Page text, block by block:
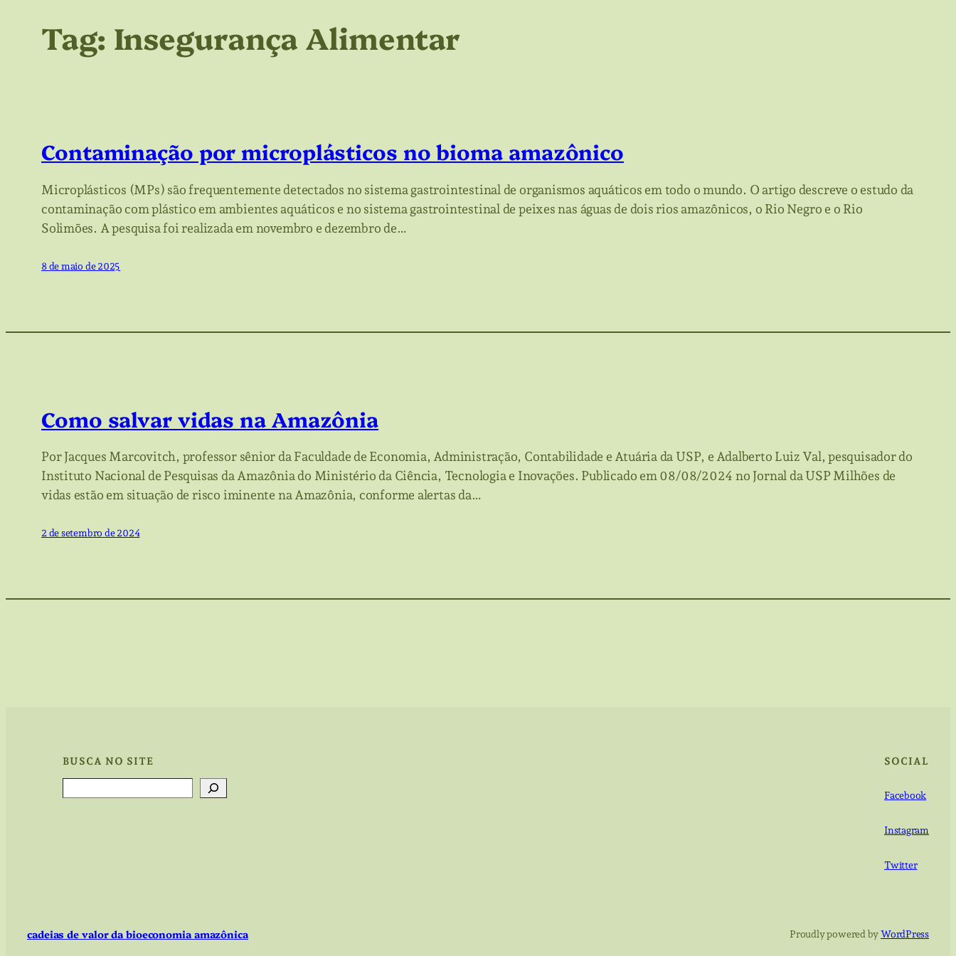
Tag: Insegurança Alimentar
Contaminação por microplásticos no bioma amazônico
Microplásticos (MPs) são frequentemente detectados no sistema gastrointestinal de organismos aquáticos em todo o mundo. O artigo descreve o estudo da
contaminação com plástico em ambientes aquáticos e no sistema gastrointestinal de peixes nas águas de dois rios amazônicos, o Rio Negro e o Rio
Solimões. A pesquisa foi realizada em novembro e dezembro de…
8 de maio de 2025
Como salvar vidas na Amazônia
Por Jacques Marcovitch, professor sênior da Faculdade de Economia, Administração, Contabilidade e Atuária da USP, e Adalberto Luiz Val, pesquisador do
Instituto Nacional de Pesquisas da Amazônia do Ministério da Ciência, Tecnologia e Inovações. Publicado em 08/08/2024 no Jornal da USP Milhões de
vidas estão em situação de risco iminente na Amazônia, conforme alertas da…
2 de setembro de 2024
BUSCA NO SITE SOCIAL
Facebook
Instagram
Twitter
cadeias de valor da bioeconomia amazônica Proudly powered byWordPress